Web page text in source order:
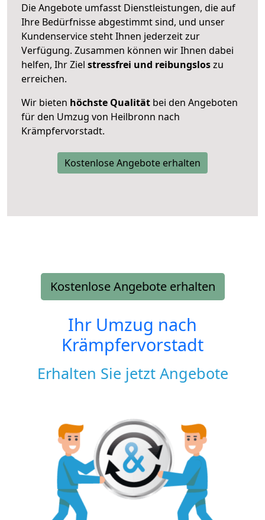
Die Angebote umfasst Dienstleistungen, die auf
Ihre Bedürfnisse abgestimmt sind, und unser
Kundenservice steht Ihnen jederzeit zur
Verfügung. Zusammen können wir Ihnen dabei
helfen, Ihr Ziel stressfrei und reibungsloszu
erreichen.
Wir bieten höchste Qualität bei den Angeboten
für den Umzug von Heilbronn nach
Krämpfervorstadt.
Kostenlose Angebote erhalten
Kostenlose Angebote erhalten
Ihr Umzug nach
Krämpfervorstadt
Erhalten Sie jetzt Angebote